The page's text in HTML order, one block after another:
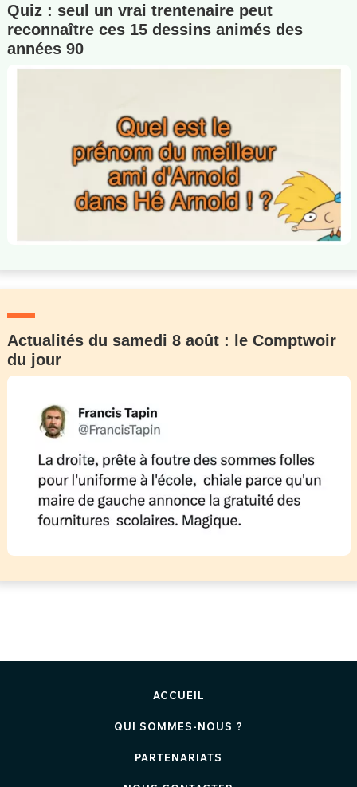
Quiz : seul un vrai trentenaire peut
reconnaître ces 15 dessins animés des
années 90
Actualités du samedi 8 août : le Comptwoir
du jour
ACCUEIL
QUI SOMMES-NOUS ?
PARTENARIATS